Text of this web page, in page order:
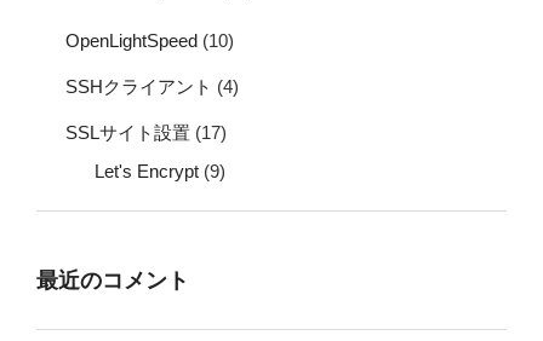
OpenLightSpeed (10)
SSHクライアント (4)
SSLサイト設置 (17)
Let's Encrypt (9)
最近のコメント